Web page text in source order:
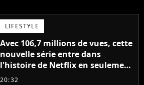
LIFESTYLE
Avec 106,7 millions de vues, cette
nouvelle série entre dans
l'histoire de Netflix en seulement
48 jours
20:32